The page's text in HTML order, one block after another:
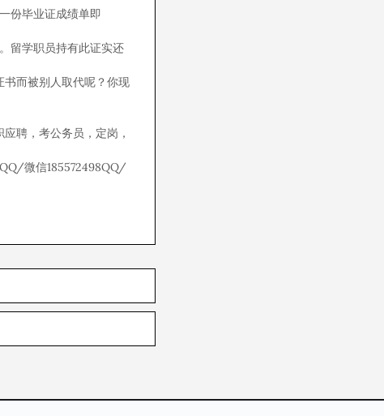
份毕业证成绩单即
留学职员持有此证实还
而被别人取代呢？你现
聘，考公务员，定岗，
微信185572498QQ/